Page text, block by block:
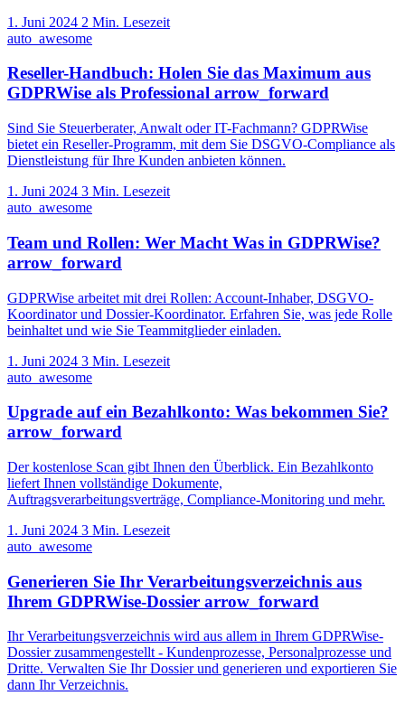
1. Juni 2024 2 Min. Lesezeit
auto_awesome
Reseller-Handbuch: Holen Sie das Maximum aus
GDPRWise als Professional arrow_forward
Sind Sie Steuerberater, Anwalt oder IT-Fachmann? GDPRWise
bietet ein Reseller-Programm, mit dem Sie DSGVO-Compliance als
Dienstleistung für Ihre Kunden anbieten können.
1. Juni 2024 3 Min. Lesezeit
auto_awesome
Team und Rollen: Wer Macht Was in GDPRWise?
arrow_forward
GDPRWise arbeitet mit drei Rollen: Account-Inhaber, DSGVO-
Koordinator und Dossier-Koordinator. Erfahren Sie, was jede Rolle
beinhaltet und wie Sie Teammitglieder einladen.
1. Juni 2024 3 Min. Lesezeit
auto_awesome
Upgrade auf ein Bezahlkonto: Was bekommen Sie?
arrow_forward
Der kostenlose Scan gibt Ihnen den Überblick. Ein Bezahlkonto
liefert Ihnen vollständige Dokumente,
Auftragsverarbeitungsverträge, Compliance-Monitoring und mehr.
1. Juni 2024 3 Min. Lesezeit
auto_awesome
Generieren Sie Ihr Verarbeitungsverzeichnis aus
Ihrem GDPRWise-Dossier arrow_forward
Ihr Verarbeitungsverzeichnis wird aus allem in Ihrem GDPRWise-
Dossier zusammengestellt - Kundenprozesse, Personalprozesse und
Dritte. Verwalten Sie Ihr Dossier und generieren und exportieren Sie
dann Ihr Verzeichnis.